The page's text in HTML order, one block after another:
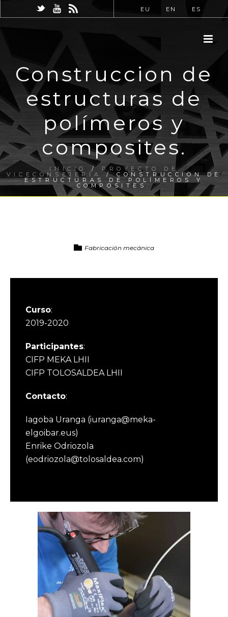
EU EN ES
Construccion de
estructuras de
polímeros y
composites.
INICIO / PROYECTO DE
VICECONSEJERÍA / CONSTRUCCION DE
ESTRUCTURAS DE POLÍMEROS Y
COMPOSITES.
Fabricación mecánica
Curso:
2019-2020
Participantes:
CIFP MEKA LHII
CIFP TOLOSALDEA LHII
Contacto:
Iagoba Uranga (iuranga@meka-
elgoibar.eus)
Enrike Odriozola
(eodriozola@tolosaldea.com)